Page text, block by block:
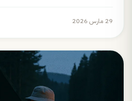
29 مارس 2026